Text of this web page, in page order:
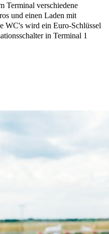
Terminal verschiedene
und einen Laden mit
WC's wird ein Euro-Schlüssel
in Terminal 1